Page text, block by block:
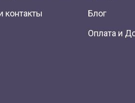
контакты
Блог
Оплата и